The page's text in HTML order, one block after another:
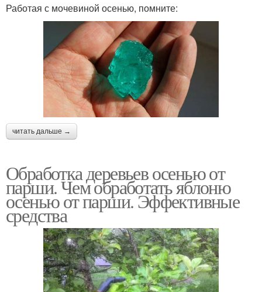
Работая с мочевиной осенью, помните:
читать дальше →
Обработка деревьев осенью от
парши. Чем обработать яблоню
осенью от парши. Эффективные
средства